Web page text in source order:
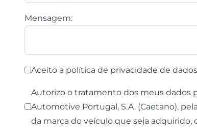
Mensagem:
Aceito a política de privacidade de dados
Autorizo o tratamento dos meus dados
Automotive Portugal, S.A. (Caetano),
da marca do veículo que seja